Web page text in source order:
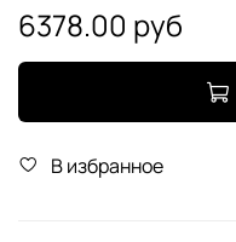
6378.00 руб
В избранное